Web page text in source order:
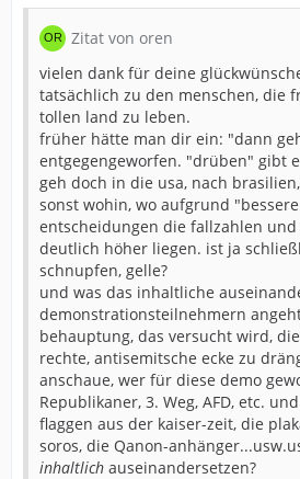
Zitat von oren
vielen dank für deine
tatsächlich zu den menschen, die
tollen land zu leben.
früher hätte man dir ein: "dann
entgegengeworfen. "drüben" gibt
geh doch in die usa, nach
sonst wohin, wo aufgrund
entscheidungen die fallzahlen
deutlich höher liegen. ist ja
schnupfen, gelle?
und was das inhaltliche
demonstrationsteilnehmern
behauptung, das versucht wird,
rechte, antisemitsche ecke zu
anschaue, wer für diese demo
Republikaner, 3. Weg, AFD, etc.
flaggen aus der kaiser-zeit, die
soros, die Qanon-
inhaltlich auseinandersetzen?